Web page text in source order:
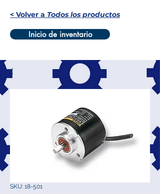
< Volver a Todos los productos
Inicio de inventario
SKU: 18-501